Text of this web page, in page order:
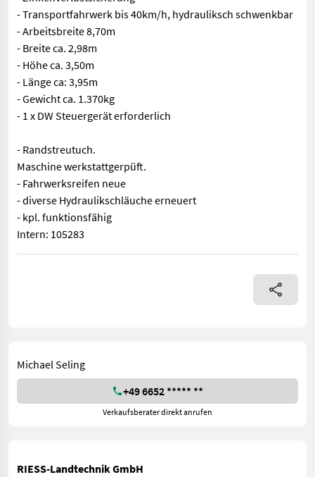
- Transportfahrwerk bis 40km/h, hydrauliksch schwenkbar
- Arbeitsbreite 8,70m
- Breite ca. 2,98m
- Höhe ca. 3,50m
- Länge ca: 3,95m
- Gewicht ca. 1.370kg
- 1 x DW Steuergerät erforderlich
- Randstreutuch.
Maschine werkstattgerpüft.
- Fahrwerksreifen neue
- diverse Hydraulikschläuche erneuert
- kpl. funktionsfähig
Intern: 105283
Anzahl Kreisel: 8, Gezogen, integrierte
Michael Seling
+49 6652 ***** **
Verkaufsberater direkt anrufen
RIESS-Landtechnik GmbH